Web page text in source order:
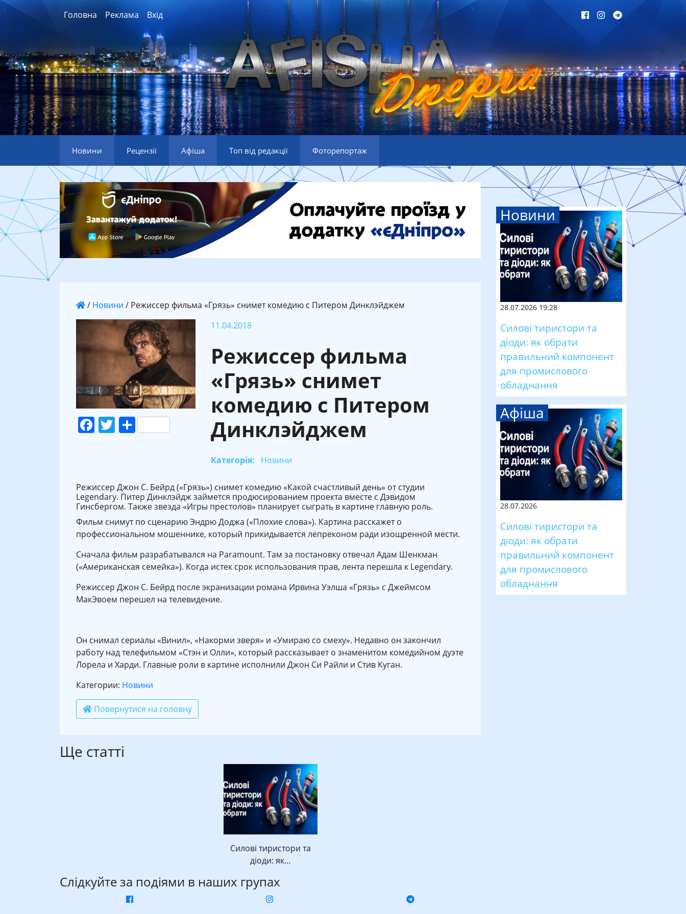
Головна Реклама Вхід
Новини Рецензії Афіша Топ від редакції Фоторепортаж
/ Новини / Режиссер фильма «Грязь» снимет комедию с Питером Динклэйджем
Facebook
Twitter
Поділитися
11.04.2018
Режиссер фильма
«Грязь» снимет
комедию с Питером
Динклэйджем
Категорія: Новини
Режиссер Джон С. Бейрд («Грязь») снимет комедию «Какой счастливый день» от студии
Legendary. Питер Динклэйдж займется продюсированием проекта вместе с Дэвидом
Гинсбергом. Также звезда «Игры престолов» планирует сыграть в картине главную роль.
Фильм снимут по сценарию Эндрю Доджа («Плохие слова»). Картина расскажет о
профессиональном мошеннике, который прикидывается лепреконом ради изощренной мести.
Сначала фильм разрабатывался на Paramount. Там за постановку отвечал Адам Шенкман
(«Американская семейка»). Когда истек срок использования прав, лента перешла к Legendary.
Режиссер Джон С. Бейрд после экранизации романа Ирвина Уэлша «Грязь» с Джеймсом
МакЭвоем перешел на телевидение.
Он снимал сериалы «Винил», «Накорми зверя» и «Умираю со смеху». Недавно он закончил
работу над телефильмом «Стэн и Олли», который рассказывает о знаменитом комедийном дуэте
Лорела и Харди. Главные роли в картине исполнили Джон Си Райли и Стив Куган.
Категории: Новини
Повернутися на головну
Ще статті
Силові тиристори та
діоди: як…
Слідкуйте за подіями в наших групах
Новини
28.07.2026 19:28
Силові тиристори та
діоди: як обрати
правильний компонент
для промислового
обладнання
Афіша
28.07.2026
Силові тиристори та
діоди: як обрати
правильний компонент
для промислового
обладнання